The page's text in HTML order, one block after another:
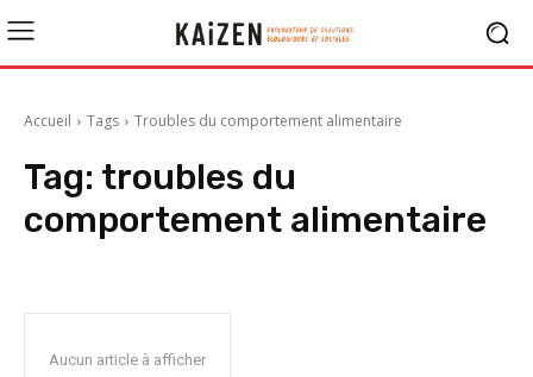
Accueil Tags Troubles du comportement alimentaire
Tag: troubles du
comportement alimentaire
Aucun article à afficher